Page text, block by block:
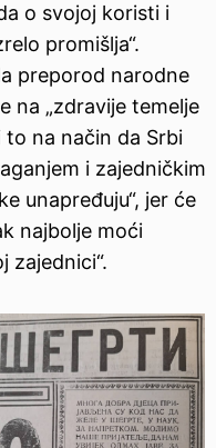
o svojoj koristi i
promišlja“.
preporod narodne
na „zdravije temelje
to na način da Srbi
i zajedničkim
unapređuju“, jer će
najbolje moći
zajednici“.